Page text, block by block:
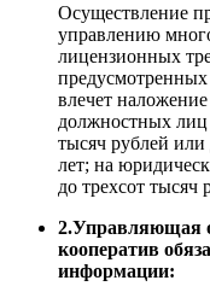
Осуществление
управлению
лицензионных
предусмотренных
влечет
должностных лиц
тысяч рублей
лет; на
до трехсот тысяч
2.Управляющая
кооператив
информации: